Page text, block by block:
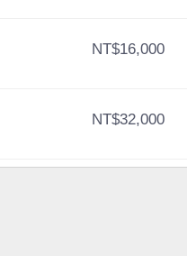
NT$16,000
NT$32,000